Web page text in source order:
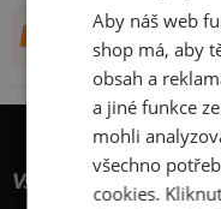
DALŠÍ
Vše o nákupu
Aby náš web
shop má, aby
obsah a
a jiné funkce
mohli
všechno
cookies.